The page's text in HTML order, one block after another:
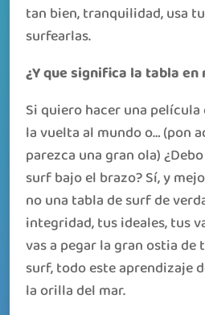
tan bien, tranquilidad, usa
surfearlas.
¿Y que significa la tabla
Si quiero hacer una
la vuelta al mundo o… (pon
parezca una gran ola)
surf bajo el brazo? Sí, y
no una tabla de surf de
integridad, tus ideales, tus
vas a pegar la gran ostia de
surf, todo este aprendizaje
la orilla del mar.